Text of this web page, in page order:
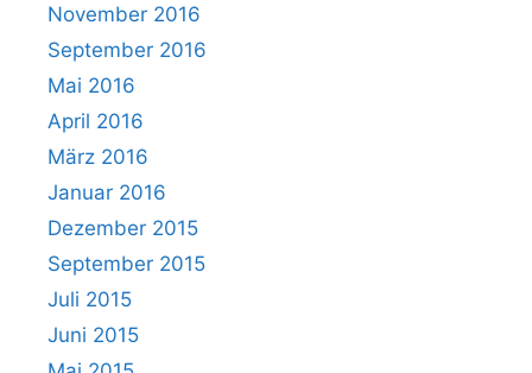
November 2016
September 2016
Mai 2016
April 2016
März 2016
Januar 2016
Dezember 2015
September 2015
Juli 2015
Juni 2015